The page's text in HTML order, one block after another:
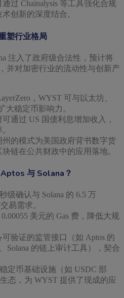
通过 Chainalysis 等工具强化合规
创新的深度结合。
塑行业格局
注入了政府级合法性，预计将
并对加密行业的流动性与创新产
，WYST 可与以太坊、
大稳定币影响力。
可通过 US 国债利息增加收入，
州的模式为美国政府背书数字货
链在公共财政中的应用落地。
与 Solana？
级确认与 Solana 的 6.5 万
易需求。
0.00055 美元的 Gas 费，降低大规
可验证的监管接口（如 Aptos 的
Solana 的链上审计工具），契合
稳定币基础设施（如 USDC 部
态，为 WYST 提供了现成的应